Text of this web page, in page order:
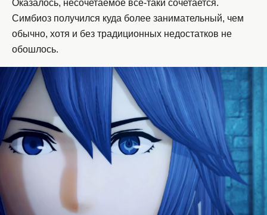
Оказалось, несочетаемое все-таки сочетается.
Симбиоз получился куда более занимательный, чем
обычно, хотя и без традиционных недостатков не
обошлось.